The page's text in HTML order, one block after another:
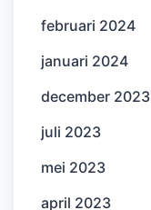
februari 2024
januari 2024
december 2023
juli 2023
mei 2023
april 2023